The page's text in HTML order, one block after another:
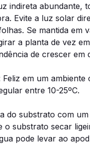
indireta abundante,
Evite a luz solar
Se mantida em
a planta de vez
de crescer em
Feliz em um ambiente
entre 10-25ºC.
do substrato com
o substrato secar
pode levar ao